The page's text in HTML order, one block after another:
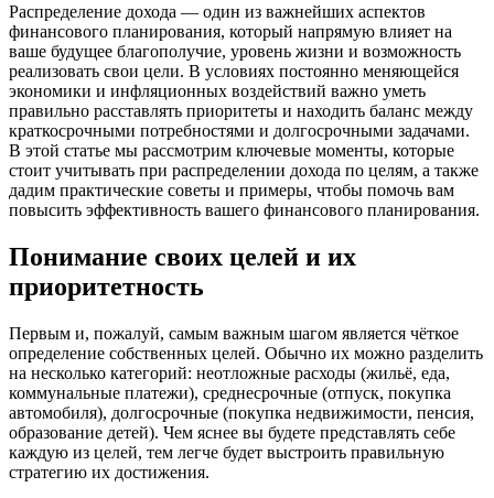
Распределение дохода — один из важнейших аспектов
финансового планирования, который напрямую влияет на
ваше будущее благополучие, уровень жизни и возможность
реализовать свои цели. В условиях постоянно меняющейся
экономики и инфляционных воздействий важно уметь
правильно расставлять приоритеты и находить баланс между
краткосрочными потребностями и долгосрочными задачами.
В этой статье мы рассмотрим ключевые моменты, которые
стоит учитывать при распределении дохода по целям, а также
дадим практические советы и примеры, чтобы помочь вам
повысить эффективность вашего финансового планирования.
Понимание своих целей и их
приоритетность
Первым и, пожалуй, самым важным шагом является чёткое
определение собственных целей. Обычно их можно разделить
на несколько категорий: неотложные расходы (жильё, еда,
коммунальные платежи), среднесрочные (отпуск, покупка
автомобиля), долгосрочные (покупка недвижимости, пенсия,
образование детей). Чем яснее вы будете представлять себе
каждую из целей, тем легче будет выстроить правильную
стратегию их достижения.